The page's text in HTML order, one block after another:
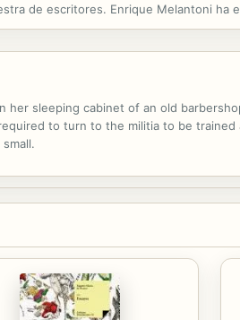
de escritores. Enrique Melantoni
obras de teatro en prosa y en verso y
her sleeping cabinet of an old
to turn to the militia to be